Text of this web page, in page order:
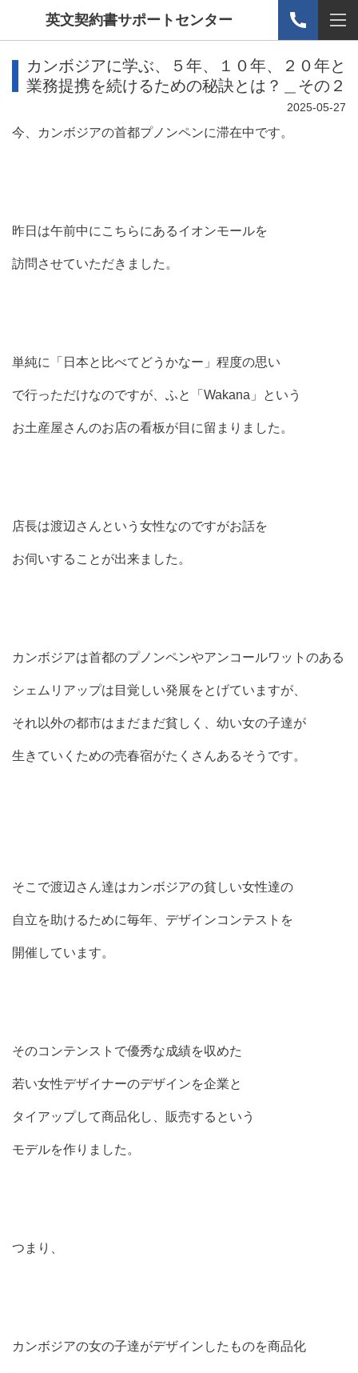
英文契約書サポートセンター
カンボジアに学ぶ、５年、１０年、２０年と
業務提携を続けるための秘訣とは？＿その２
2025-05-27
今、カンボジアの首都プノンペンに滞在中です。
昨日は午前中にこちらにあるイオンモールを
訪問させていただきました。
単純に「日本と比べてどうかなー」程度の思い
で行っただけなのですが、ふと「Wakana」という
お土産屋さんのお店の看板が目に留まりました。
店長は渡辺さんという女性なのですがお話を
お伺いすることが出来ました。
カンボジアは首都のプノンペンやアンコールワットのある
シェムリアップは目覚しい発展をとげていますが、
それ以外の都市はまだまだ貧しく、幼い女の子達が
生きていくための売春宿がたくさんあるそうです。
そこで渡辺さん達はカンボジアの貧しい女性達の
自立を助けるために毎年、デザインコンテストを
開催しています。
そのコンテンストで優秀な成績を収めた
若い女性デザイナーのデザインを企業と
タイアップして商品化し、販売するという
モデルを作りました。
つまり、
カンボジアの女の子達がデザインしたものを商品化